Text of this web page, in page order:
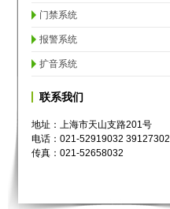
门禁系统
报警系统
扩音系统
联系我们
地址：上海市天山支路201号
电话：021-52919032 39127302
传真：021-52658032